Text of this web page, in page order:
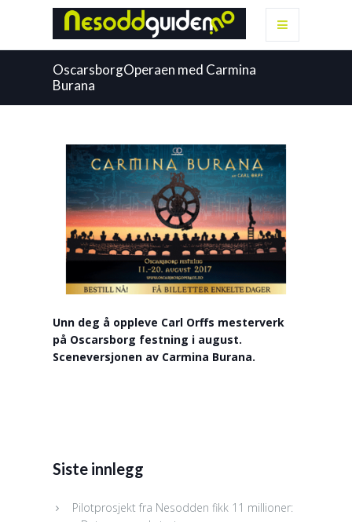
OscarsborgOperaen med Carmina
Burana
Unn deg å oppleve Carl Orffs mesterverk
på Oscarsborg festning i august.
Sceneversjonen av Carmina Burana.
Siste innlegg
Pilotprosjekt fra Nesodden fikk 11 millioner: